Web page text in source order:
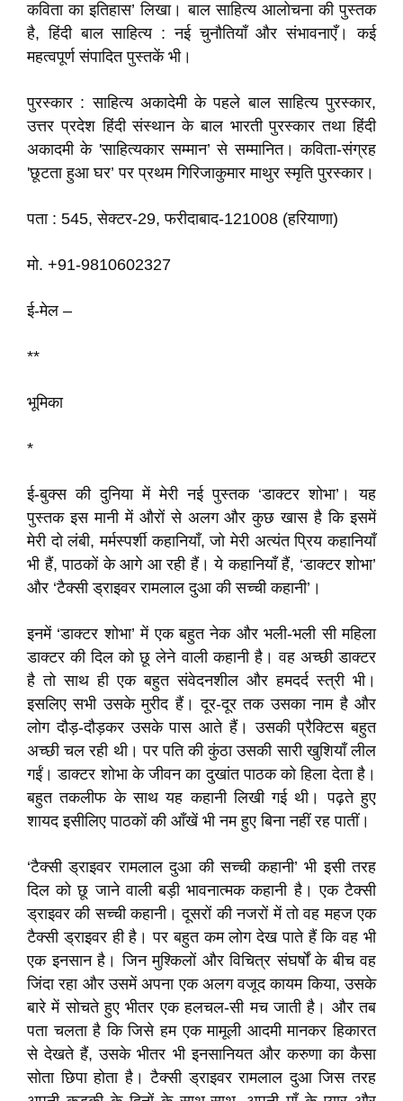
कविता का इतिहास’ लिखा। बाल साहित्य आलोचना की पुस्तक
है, हिंदी बाल साहित्य : नई चुनौतियाँ और संभावनाएँ। कई
महत्वपूर्ण संपादित पुस्तकें भी।
पुरस्कार : साहित्य अकादेमी के पहले बाल साहित्य पुरस्कार,
उत्तर प्रदेश हिंदी संस्थान के बाल भारती पुरस्कार तथा हिंदी
अकादमी के 'साहित्यकार सम्मान’ से सम्मानित। कविता-संग्रह
'छूटता हुआ घर’ पर प्रथम गिरिजाकुमार माथुर स्मृति पुरस्कार।
पता : 545, सेक्टर-29, फरीदाबाद-121008 (हरियाणा)
मो. +91-9810602327
ई-मेल –
**
भूमिका
*
ई-बुक्स की दुनिया में मेरी नई पुस्तक ‘डाक्टर शोभा’। यह
पुस्तक इस मानी में औरों से अलग और कुछ खास है कि इसमें
मेरी दो लंबी, मर्मस्पर्शी कहानियाँ, जो मेरी अत्यंत प्रिय कहानियाँ
भी हैं, पाठकों के आगे आ रही हैं। ये कहानियाँ हैं, ‘डाक्टर शोभा’
और ‘टैक्सी ड्राइवर रामलाल दुआ की सच्ची कहानी’।
इनमें ‘डाक्टर शोभा’ में एक बहुत नेक और भली-भली सी महिला
डाक्टर की दिल को छू लेने वाली कहानी है। वह अच्छी डाक्टर
है तो साथ ही एक बहुत संवेदनशील और हमदर्द स्त्री भी।
इसलिए सभी उसके मुरीद हैं। दूर-दूर तक उसका नाम है और
लोग दौड़-दौड़कर उसके पास आते हैं। उसकी प्रैक्टिस बहुत
अच्छी चल रही थी। पर पति की कुंठा उसकी सारी खुशियाँ लील
गईं। डाक्टर शोभा के जीवन का दुखांत पाठक को हिला देता है।
बहुत तकलीफ के साथ यह कहानी लिखी गई थी। पढ़ते हुए
शायद इसीलिए पाठकों की आँखें भी नम हुए बिना नहीं रह पातीं।
‘टैक्सी ड्राइवर रामलाल दुआ की सच्ची कहानी’ भी इसी तरह
दिल को छू जाने वाली बड़ी भावनात्मक कहानी है। एक टैक्सी
ड्राइवर की सच्ची कहानी। दूसरों की नजरों में तो वह महज एक
टैक्सी ड्राइवर ही है। पर बहुत कम लोग देख पाते हैं कि वह भी
एक इनसान है। जिन मुश्किलों और विचित्र संघर्षों के बीच वह
जिंदा रहा और उसमें अपना एक अलग वजूद कायम किया, उसके
बारे में सोचते हुए भीतर एक हलचल-सी मच जाती है। और तब
पता चलता है कि जिसे हम एक मामूली आदमी मानकर हिकारत
से देखते हैं, उसके भीतर भी इनसानियत और करुणा का कैसा
सोता छिपा होता है। टैक्सी ड्राइवर रामलाल दुआ जिस तरह